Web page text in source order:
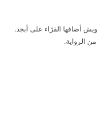
أضافها القرّاء على أبجد.
الرواية.